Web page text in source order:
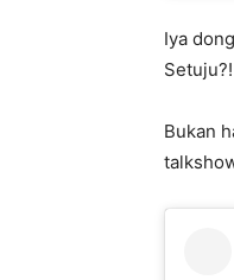
Iya
Setuju?!
Bukan